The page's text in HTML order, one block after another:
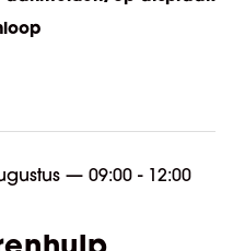
— 09:00 - 12:00